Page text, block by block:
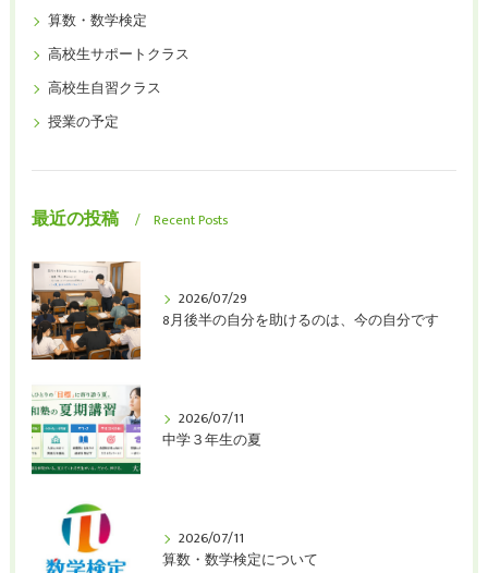
算数・数学検定
高校生サポートクラス
高校生自習クラス
授業の予定
最近の投稿 Recent Posts
2026/07/29
8月後半の自分を助けるのは、今の自分です
2026/07/11
中学３年生の夏
2026/07/11
算数・数学検定について